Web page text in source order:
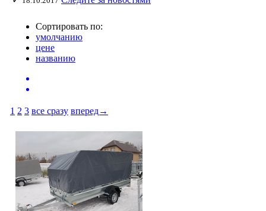
Сортировать по:
умолчанию
цене
названию
1 2 3 все сразу вперед→